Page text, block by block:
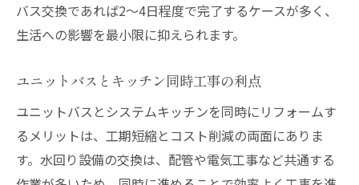
バス交換であれば2～4日程度で完了するケースが多く、
生活への影響を最小限に抑えられます。
ユニットバスとキッチン同時工事の利点
ユニットバスとシステムキッチンを同時にリフォームす
るメリットは、工期短縮とコスト削減の両面にありま
す。水回り設備の交換は、配管や電気工事など共通する